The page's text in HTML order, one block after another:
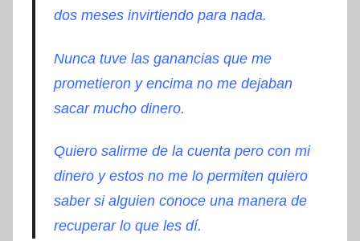
dos meses invirtiendo para nada.
Nunca tuve las ganancias que me
prometieron y encima no me dejaban
sacar mucho dinero.
Quiero salirme de la cuenta pero con mi
dinero y estos no me lo permiten quiero
saber si alguien conoce una manera de
recuperar lo que les dí.